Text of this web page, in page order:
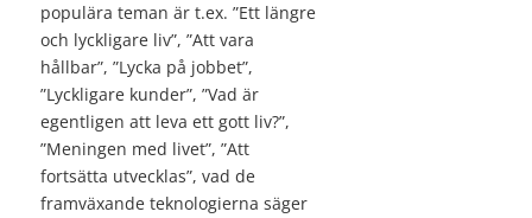
populära teman är t.ex. ”Ett längre
och lyckligare liv”, ”Att vara
hållbar”, ”Lycka på jobbet”,
”Lyckligare kunder”, ”Vad är
egentligen att leva ett gott liv?”,
”Meningen med livet”, ”Att
fortsätta utvecklas”, vad de
framväxande teknologierna säger